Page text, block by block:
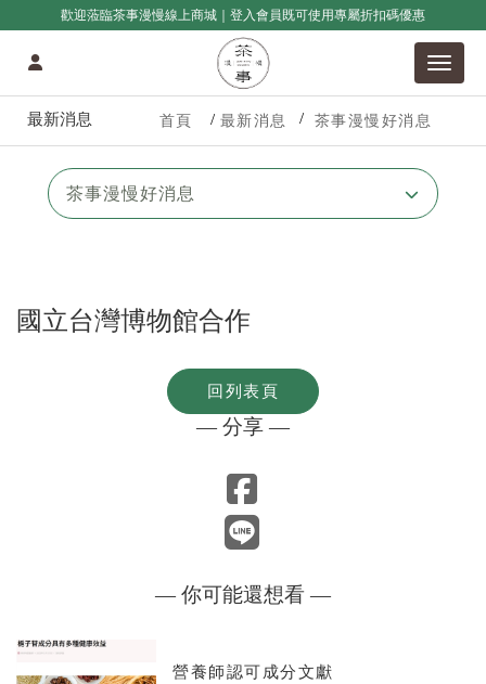
歡迎蒞臨茶事漫慢線上商城｜登入會員既可使用專屬折扣碼優惠
最新消息 首頁 最新消息 茶事漫慢好消息
茶事漫慢好消息
國立台灣博物館合作
回列表頁
— 分享 —
— 你可能還想看 —
營養師認可成分文獻